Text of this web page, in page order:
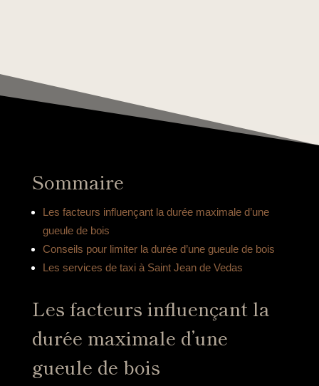
Sommaire
Les facteurs influençant la durée maximale d’une
gueule de bois
Conseils pour limiter la durée d’une gueule de bois
Les services de taxi à Saint Jean de Vedas
Les facteurs influençant la
durée maximale d’une
gueule de bois